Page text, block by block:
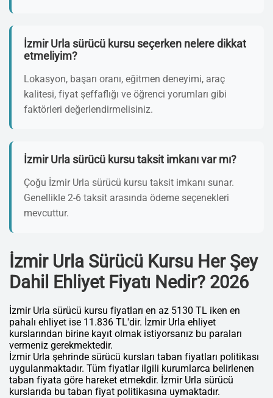
İzmir Urla sürücü kursu seçerken nelere dikkat
etmeliyim?
Lokasyon, başarı oranı, eğitmen deneyimi, araç
kalitesi, fiyat şeffaflığı ve öğrenci yorumları gibi
faktörleri değerlendirmelisiniz.
İzmir Urla sürücü kursu taksit imkanı var mı?
Çoğu İzmir Urla sürücü kursu taksit imkanı sunar.
Genellikle 2-6 taksit arasında ödeme seçenekleri
mevcuttur.
İzmir Urla Sürücü Kursu Her Şey
Dahil Ehliyet Fiyatı Nedir? 2026
İzmir Urla sürücü kursu fiyatları en az 5130 TL iken en
pahalı ehliyet ise 11.836 TL'dir. İzmir Urla ehliyet
kurslarından birine kayıt olmak istiyorsanız bu paraları
vermeniz gerekmektedir.
İzmir Urla şehrinde sürücü kursları taban fiyatları politikası
uygulanmaktadır. Tüm fiyatlar ilgili kurumlarca belirlenen
taban fiyata göre hareket etmekdir. İzmir Urla sürücü
kurslarıda bu taban fiyat politikasına uymaktadır.